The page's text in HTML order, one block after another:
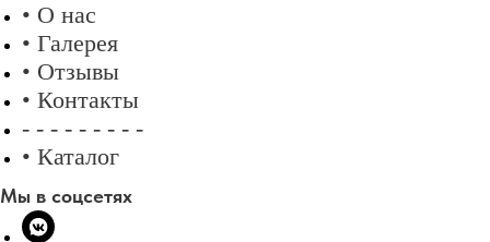
• О нас
• Галерея
• Отзывы
• Контакты
- - - - - - - - -
• Каталог
Мы в соцсетях